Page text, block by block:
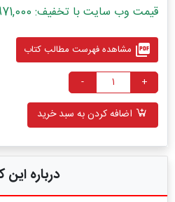
قیمت وب سایت با تخفیف: 1,971,000 ریال
picture_as_pdf مشاهده فهرست مطالب کتاب
+
-
اضافه کردن به سبد خرید
درباره